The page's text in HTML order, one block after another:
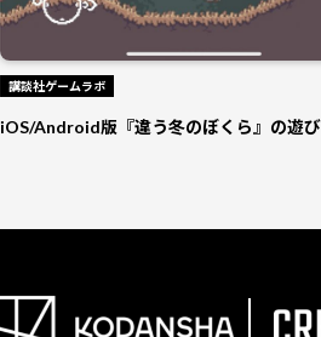
講談社ゲームラボ
iOS/Android版『違う冬のぼくら』の遊